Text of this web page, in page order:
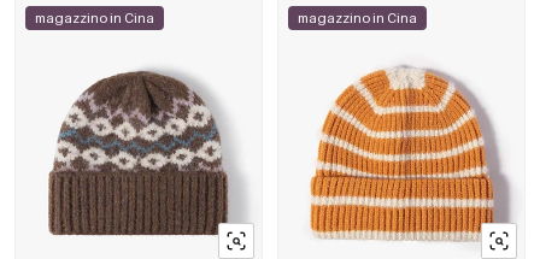
magazzino in Cina magazzino in Cina